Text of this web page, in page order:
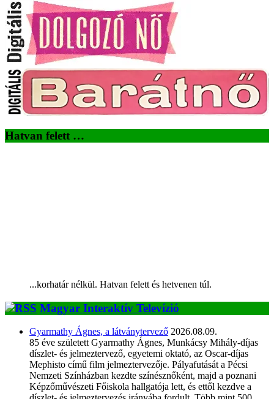
Hatvan felett …
...korhatár nélkül. Hatvan felett és hetvenen túl.
Magyar Interaktív Televízió
Gyarmathy Ágnes, a látványtervező 2026.08.09.
85 éve született Gyarmathy Ágnes, Munkácsy Mihály-díjas
díszlet- és jelmeztervező, egyetemi oktató, az Oscar-díjas
Mephisto című film jelmeztervezője. Pályafutását a Pécsi
Nemzeti Színházban kezdte színésznőként, majd a poznani
Képzőművészeti Főiskola hallgatója lett, és ettől kezdve a